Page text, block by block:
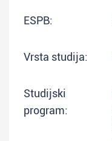
ESPB:
Vrsta studija:
Studijski
program: